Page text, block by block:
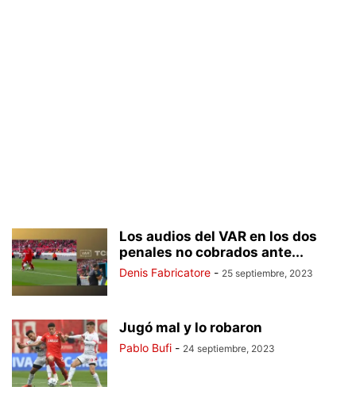
Los audios del VAR en los dos
penales no cobrados ante...
Denis Fabricatore - 25 septiembre, 2023
Jugó mal y lo robaron
Pablo Bufi - 24 septiembre, 2023